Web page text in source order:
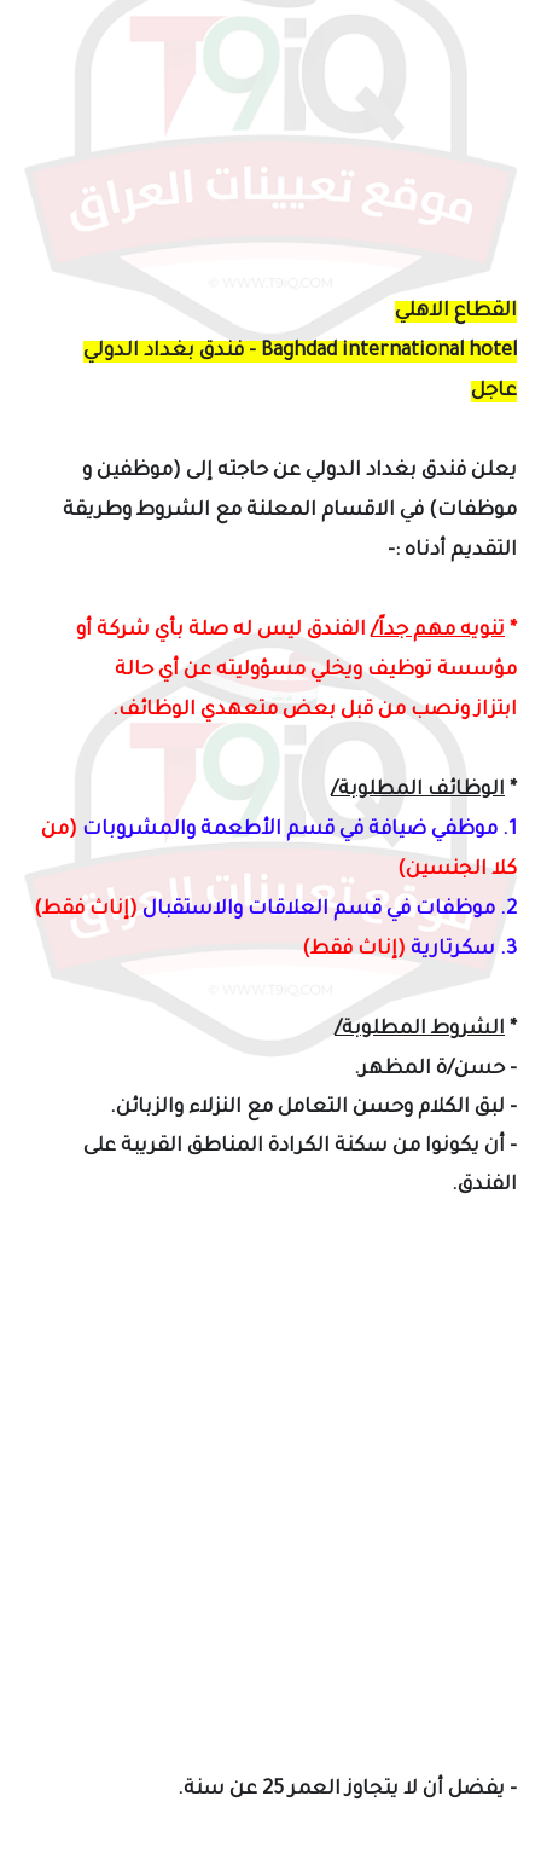
القطاع الاهلي
Baghdad international hotel - فندق بغداد الدولي
عاجل
يعلن فندق بغداد الدولي عن حاجته إلى (موظفين و
موظفات) في الاقسام المعلنة مع الشروط وطريقة
التقديم أدناه :-
* تنويه مهم جداً/ الفندق ليس له صلة بأي شركة أو
مؤسسة توظيف ويخلي مسؤوليته عن أي حالة
ابتزاز ونصب من قبل بعض متعهدي الوظائف.
* الوظائف المطلوبة/
1. موظفي ضيافة في قسم الأطعمة والمشروبات
(من
كلا الجنسين)
2. موظفات في قسم العلاقات والاستقبال
(إناث فقط)
3. سكرتارية
(إناث فقط)
* الشروط المطلوبة/
- حسن/ة المظهر.
- لبق الكلام وحسن التعامل مع النزلاء والزبائن.
- أن يكونوا من سكنة الكرادة المناطق القريبة على
الفندق.
- يفضل أن لا يتجاوز العمر 25 عن سنة.